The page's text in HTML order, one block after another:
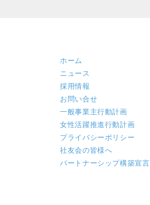
ホーム
ニュース
採用情報
お問い合せ
一般事業主行動計画
女性活躍推進行動計画
プライバシーポリシー
社友会の皆様へ
パートナーシップ構築宣言